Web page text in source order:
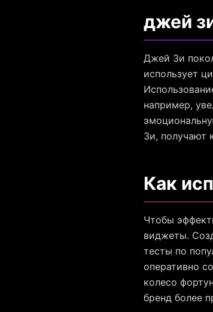
джей
Джей Зи
использует
например,
Зи, получают
Как
Чтобы
виджеты.
тесты по
оперативно
колесо
бренд более